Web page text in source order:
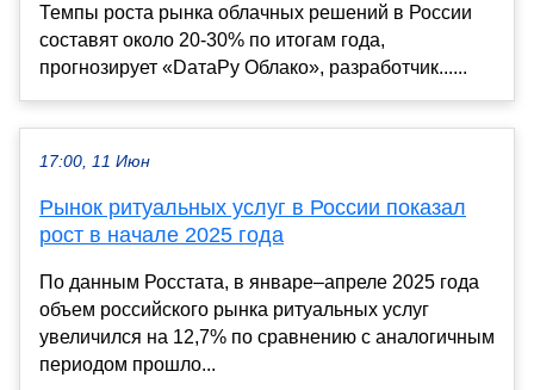
Темпы роста рынка облачных решений в России
составят около 20-30% по итогам года,
прогнозирует «DатаРу Облако», разработчик......
17:00, 11 Июн
Рынок ритуальных услуг в России показал
рост в начале 2025 года
По данным Росстата, в январе–апреле 2025 года
объем российского рынка ритуальных услуг
увеличился на 12,7% по сравнению с аналогичным
периодом прошло...